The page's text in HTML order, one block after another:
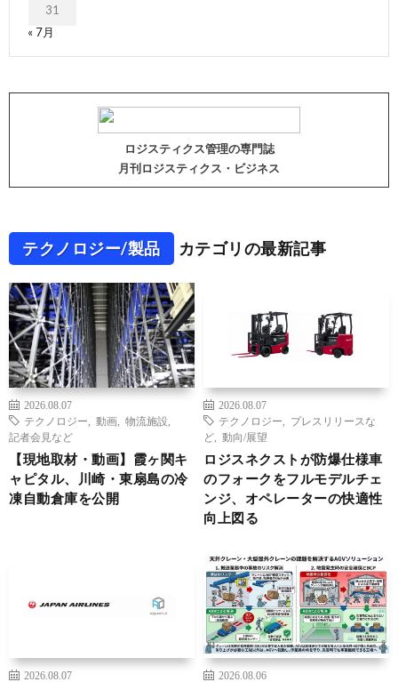
31
« 7月
ロジスティクス管理の専門誌
月刊ロジスティクス・ビジネス
テクノロジー/製品 カテゴリの最新記事
2026.08.07
テクノロジー
動画 物流施設
記者会見など
【現地取材・動画】霞ヶ関キ
ャピタル、川崎・東扇島の冷
凍自動倉庫を公開
2026.08.07
テクノロジー
プレスリリースな
ど
動向/展望
ロジスネクストが防爆仕様車
のフォークをフルモデルチェ
ンジ、オペレーターの快適性
向上図る
2026.08.07
2026.08.06